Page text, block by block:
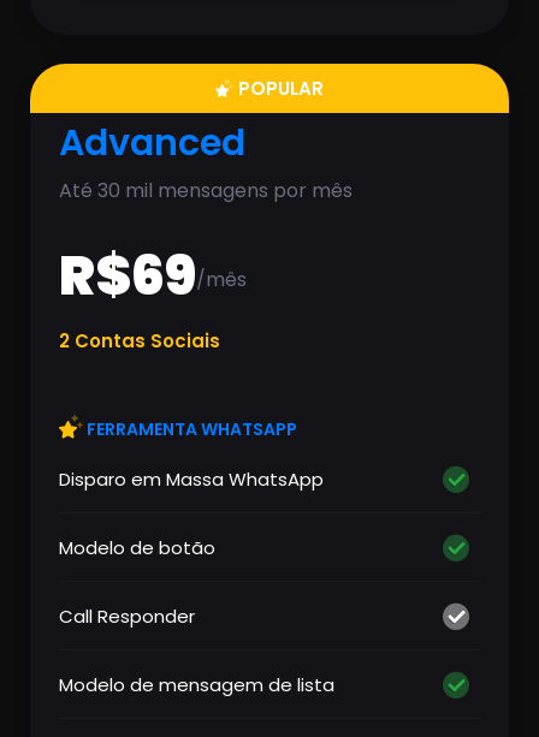
POPULAR
Advanced
Até 30 mil mensagens por mês
R$69/mês
2 Contas Sociais
FERRAMENTA WHATSAPP
Disparo em Massa WhatsApp
Modelo de botão
Call Responder
Modelo de mensagem de lista